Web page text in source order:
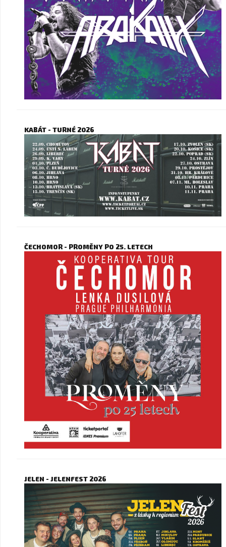
KABÁT - TURNÉ 2026
ČECHOMOR - PROMĚNY PO 25. LETECH
JELEN - JELENFEST 2026